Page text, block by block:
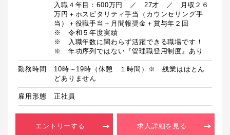
入職４年目：600万円　／　27才　／　月収２６
万円＋ホスピタリティ手当（カウンセリング手
当）＋役職手当＋月間報奨金＋賞与年２回
※　令和５年度実績
※　入職年数に関わらず活躍できる職場です！
※　年功序列ではない『管理職登用制度』あり
勤務時間
10時～19時（休憩　１時間）※　残業はほとん
どありません
雇用形態 正社員
エントリーする 求人詳細を見る